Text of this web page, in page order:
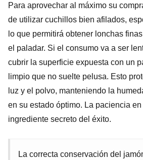
Para aprovechar al máximo su
de utilizar cuchillos bien afilados,
lo que permitirá obtener lonchas
el paladar. Si el consumo va a ser
cubrir la superficie expuesta con un
limpio que no suelte pelusa. Esto
luz y el polvo, manteniendo la
en su estado óptimo. La paciencia en
ingrediente secreto del éxito.
La correcta conservación del